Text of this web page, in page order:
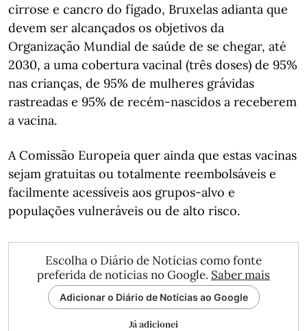
cirrose e cancro do fígado, Bruxelas adianta que
devem ser alcançados os objetivos da
Organização Mundial de saúde de se chegar, até
2030, a uma cobertura vacinal (três doses) de 95%
nas crianças, de 95% de mulheres grávidas
rastreadas e 95% de recém-nascidos a receberem
a vacina.
A Comissão Europeia quer ainda que estas vacinas
sejam gratuitas ou totalmente reembolsáveis e
facilmente acessíveis aos grupos-alvo e
populações vulneráveis ou de alto risco.
Escolha o Diário de Notícias como fonte
preferida de notícias no Google. Saber mais
Adicionar o Diário de Notícias ao Google
Já adicionei